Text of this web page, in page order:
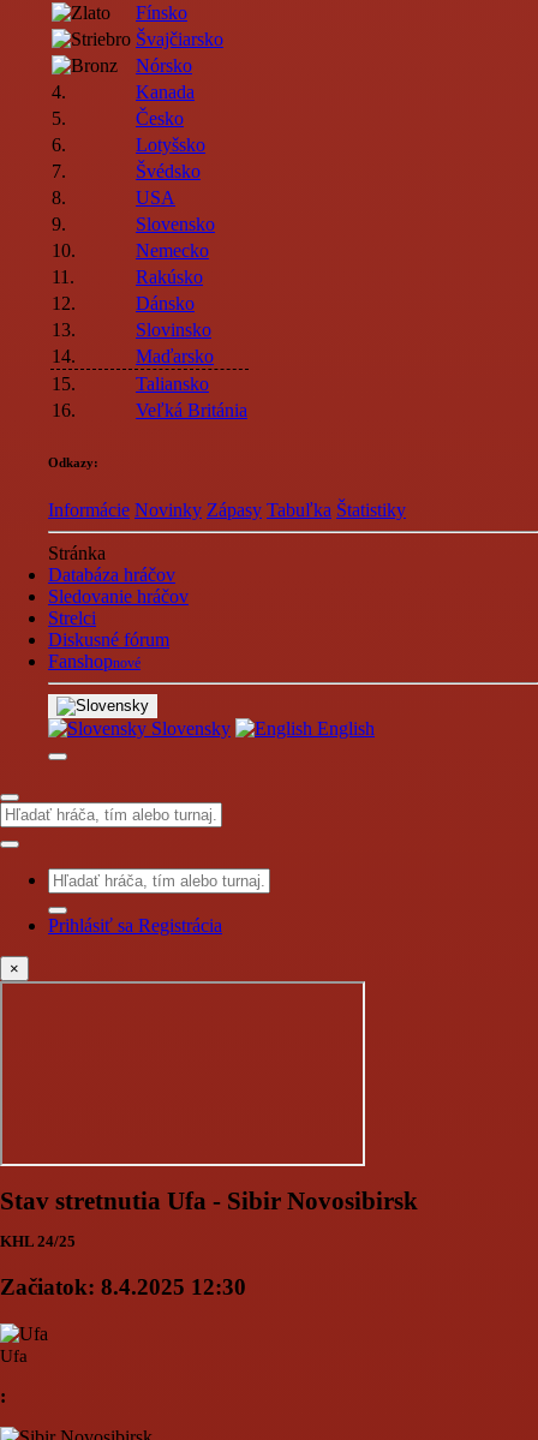
Fínsko
Švajčiarsko
Nórsko
4.
Kanada
5.
Česko
6.
Lotyšsko
7.
Švédsko
8.
USA
9.
Slovensko
10.
Nemecko
11.
Rakúsko
12.
Dánsko
13.
Slovinsko
14.
Maďarsko
15.
Taliansko
16.
Veľká Británia
Odkazy:
Informácie Novinky Zápasy Tabuľka Štatistiky
Stránka
Databáza hráčov
Sledovanie hráčov
Strelci
Diskusné fórum
Fanshopnové
Slovensky English
Prihlásiť sa Registrácia
×
Stav stretnutia Ufa - Sibir Novosibirsk
KHL 24/25
Začiatok: 8.4.2025 12:30
Ufa
: